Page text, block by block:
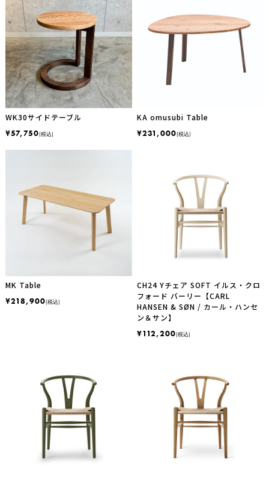
WK30サイドテーブル
¥57,750(税込)
KA omusubi Table
¥231,000(税込)
MK Table
¥218,900(税込)
CH24 Yチェア SOFT イルス・クロ
フォード バーリー【CARL
HANSEN & SØN / カール・ハンセ
ン＆サン】
¥112,200(税込)